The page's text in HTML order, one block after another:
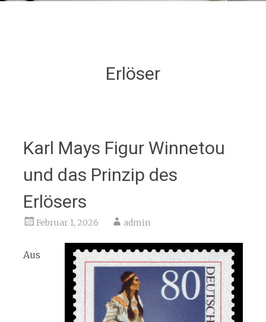
Erlöser
Karl Mays Figur Winnetou
und das Prinzip des
Erlösers
Februar 1, 2026 admin
Aus